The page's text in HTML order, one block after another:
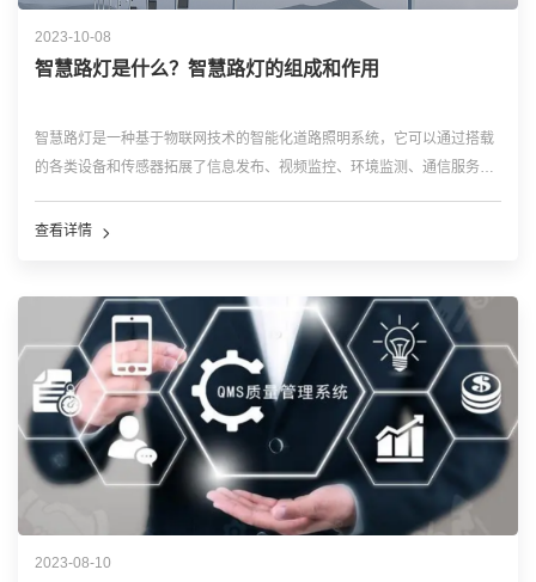
2023-10-08
智慧路灯是什么？智慧路灯的组成和作用
智慧路灯是一种基于物联网技术的智能化道路照明系统，它可以通过搭载
的各类设备和传感器拓展了信息发布、视频监控、环境监测、通信服务、
施。 智慧路灯可以实现照明控制网络的精细化管理，实时监测照明设备
查看详情
2023-08-10